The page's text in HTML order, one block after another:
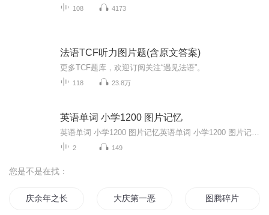
108 4173
法语TCF听力图片题(含原文答案)
更多TCF题库，欢迎订阅关注“遇见法语”。
118 23.8万
英语单词 小学1200 图片记忆
2 149
您是不是在找：
庆余年之长歌行 大庆第一恶 图腾碎片